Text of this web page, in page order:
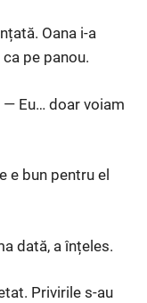
Oana i-a
pe panou.
Eu… doar voiam
e bun pentru el
dată, a înțeles.
Privirile s-au